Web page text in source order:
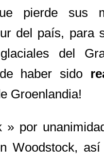
pierde sus
del país, para
del
haber sido
Groenlandia!
» por
Woodstock,